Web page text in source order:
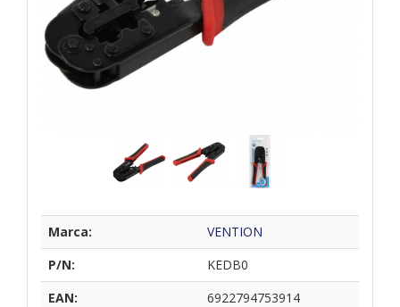
Marca:
VENTION
P/N:
KEDB0
EAN:
6922794753914